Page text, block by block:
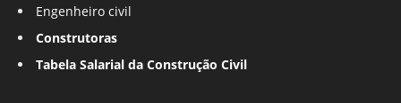
Engenheiro civil
Construtoras
Tabela Salarial da Construção Civil